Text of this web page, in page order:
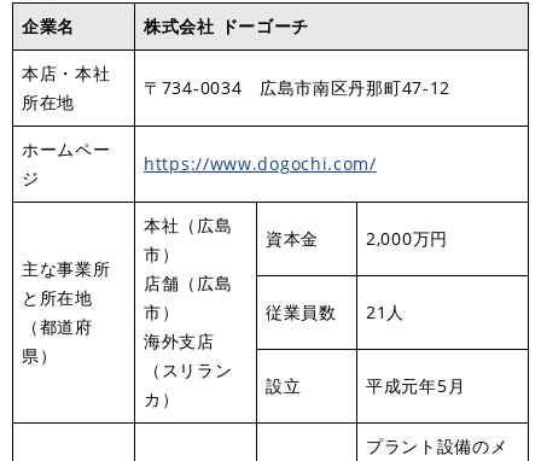
企業名
株式会社 ​ドーゴーチ
本店・本社
所在地
〒734-0034 広島市南区丹那町47-12
ホームペー
ジ
https://www.dogochi.com/
主な事業所
と所在地
（都道府
県）
本社（広島
市）
店舗（広島
市）
海外支店
（スリラン
カ）
資本金 2,000万円
従業員数 21人
設立 平成元年5月
プラント設備のメ